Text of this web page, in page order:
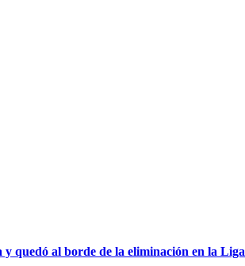
quedó al borde de la eliminación en la Liga